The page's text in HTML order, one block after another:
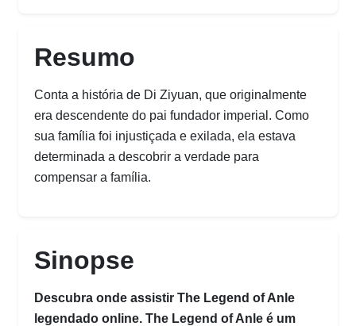
Resumo
Conta a história de Di Ziyuan, que originalmente
era descendente do pai fundador imperial. Como
sua família foi injustiçada e exilada, ela estava
determinada a descobrir a verdade para
compensar a família.
Sinopse
Descubra onde assistir The Legend of Anle
legendado online. The Legend of Anle é um